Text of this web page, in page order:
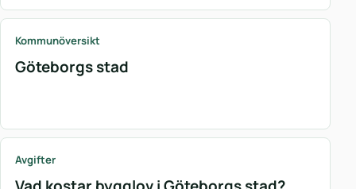
Kommunöversikt
Göteborgs stad
Avgifter